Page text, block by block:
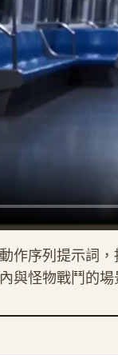
作序列提示詞
與怪物戰鬥的場